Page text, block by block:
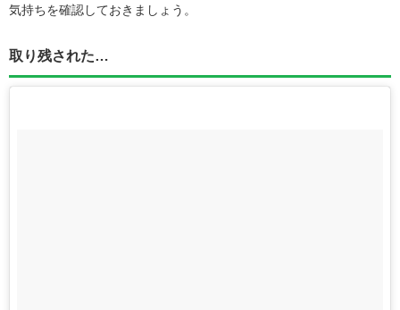
気持ちを確認しておきましょう。
取り残された…